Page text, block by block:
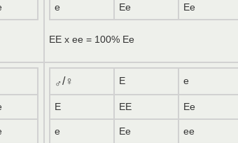
e Ee Ee
EE x ee = 100% Ee
♂/♀ E e
E EE Ee
e Ee ee